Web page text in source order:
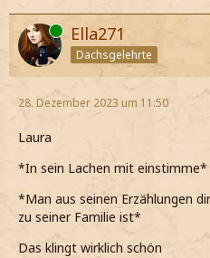
Online Ella271
Dachsgelehrte
28. Dezember 2023 um 11:50
Laura
*In sein Lachen mit einstimme*
*Man aus seinen Erzählungen
zu seiner Familie ist*
Das klingt wirklich schön